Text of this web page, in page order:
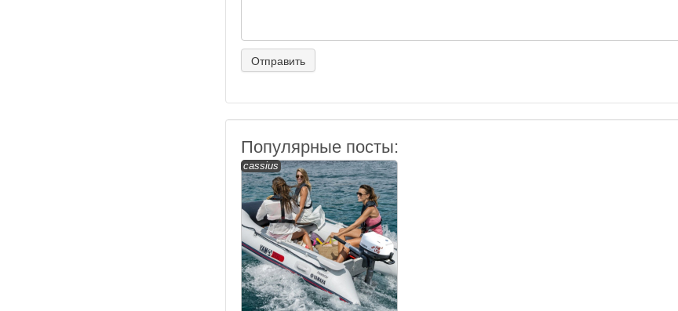
Популярные посты:
cassius